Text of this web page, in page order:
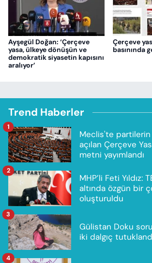
Ayşegül Doğan: ‘Çerçeve
yasa, ülkeye dönüşün ve
demokratik siyasetin kapısını
aralıyor’
Çerçeve
basınında
Trend Haberler
Meclis'te partilerin
açılan Çerçeve
metni yayımlandı
1
MHP’li Feti Yıldız:
altında özgün bir
oluşturuldu
2
Gülistan Doku
iki dalgıç
3
4